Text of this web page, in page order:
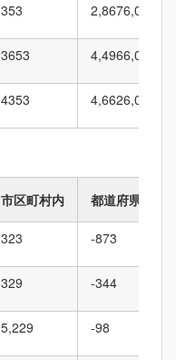
353 2,8676,010
3653 4,4966,010
4353 4,6626,010
市区町村内 都道府県内
323 -873
329 -344
5,229 -98